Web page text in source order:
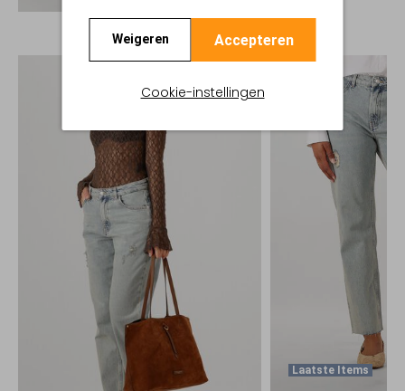
Weigeren Accepteren
Cookie-instellingen
Laatste Items